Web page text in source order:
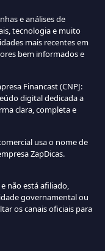
e análises de
tecnologia e muito
mais recentes em
bem informados e
Financast (CNPJ:
digital dedicada a
clara, completa e
usa o nome de
ZapDicas.
não está afiliado,
governamental ou
os canais oficiais para